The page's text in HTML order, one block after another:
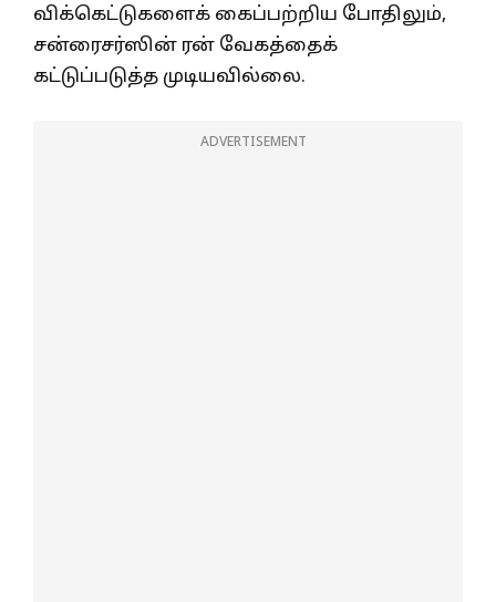
விக்கெட்டுகளைக் கைப்பற்றிய போதிலும்,
சன்ரைசர்ஸின் ரன் வேகத்தைக்
கட்டுப்படுத்த முடியவில்லை.
ADVERTISEMENT